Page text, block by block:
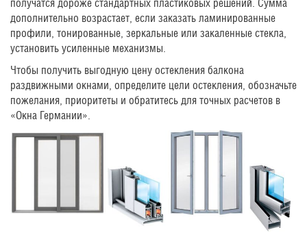
получатся дороже стандартных пластиковых решений. Сумма
дополнительно возрастает, если заказать ламинированные
профили, тонированные, зеркальные или закаленные стекла,
установить усиленные механизмы.
Чтобы получить выгодную цену остекления балкона
раздвижными окнами, определите цели остекления, обозначьте
пожелания, приоритеты и обратитесь для точных расчетов в
«Окна Германии».